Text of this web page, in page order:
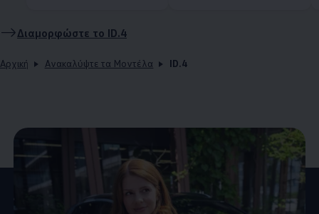
Διαμορφώστε το ID.4
Αρχική Ανακαλύψτε τα Μοντέλα ID.4